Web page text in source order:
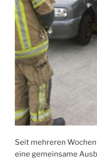
Seit mehreren
eine gemeinsame